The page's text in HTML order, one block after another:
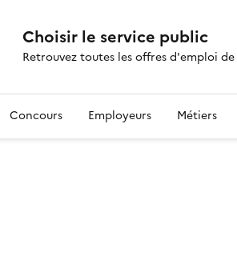
Choisir le service public
Retrouvez toutes les offres d'emploi
Concours Employeurs Métiers